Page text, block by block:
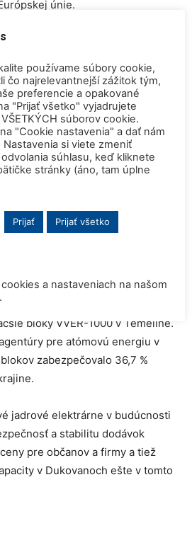
únie.
modeli financovania ďalších troch
nerozhodlo. Pre rozhodnutie o
je „obzvlášť dôležitý“
vzťahy medzi štátom a ČEZ,
sa, že do konca roku 2024 bude
skupina pre financovanie
včera tlačová konferencia.
český energetický
komerčne prevádzkovaných
bloky VVER-440 projektované
bloky VVER-1000 v Temelíne.
pre atómovú energiu v
zabezpečovalo 36,7 %
jadrové elektrárne v budúcnosti
a stabilitu dodávok
pre občanov a firmy a tiež
v Dukovanoch ešte v tomto
používame súbory cookie,
čo najrelevantnejší zážitok tým,
preferencie a opakované
"Prijať všetko" vyjadrujete
súborov cookie.
"Cookie nastavenia" a dať nám
si viete zmeniť
súhlasu, keď kliknete
stránky (áno, tam úplne
Prijať Prijať všetko
a nastaveniach na našom
.